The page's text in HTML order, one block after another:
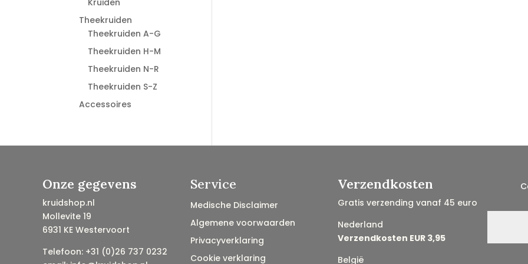
Kruiden
Theekruiden
Theekruiden A-G
Theekruiden H-M
Theekruiden N-R
Theekruiden S-Z
Accessoires
Onze gegevens
kruidshop.nl
Mollevite 19
6931 KE Westervoort
Telefoon: +31 (0)26 737 0232
Service
Medische Disclaimer
Algemene voorwaarden
Privacyverklaring
Cookie verklaring
Verzendkosten
Gratis verzending vanaf 45 euro
Nederland
Verzendkosten EUR 3,95
België